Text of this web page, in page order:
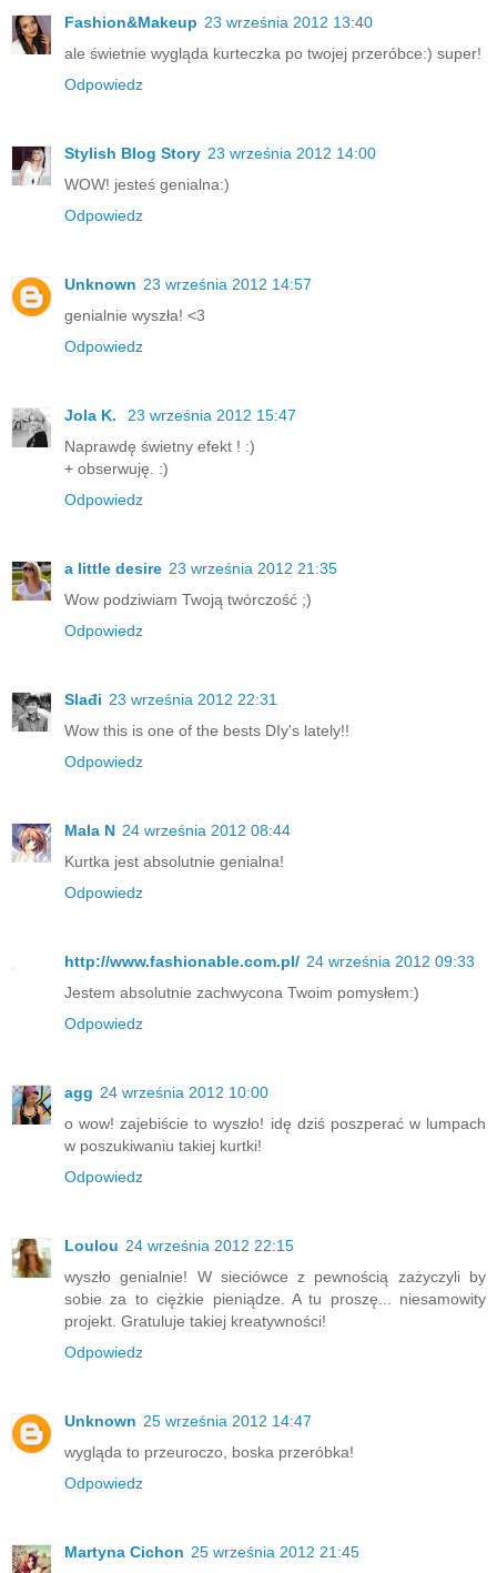
Fashion&Makeup 23 września 2012 13:40
ale świetnie wygląda kurteczka po twojej przeróbce:) super!
Odpowiedz
Stylish Blog Story 23 września 2012 14:00
WOW! jesteś genialna:)
Odpowiedz
Unknown 23 września 2012 14:57
genialnie wyszła! <3
Odpowiedz
Jola K.
23 września 2012 15:47
Naprawdę świetny efekt ! :)
+ obserwuję. :)
Odpowiedz
a little desire 23 września 2012 21:35
Wow podziwiam Twoją twórczość ;)
Odpowiedz
Slađi 23 września 2012 22:31
Wow this is one of the bests DIy's lately!!
Odpowiedz
Mala N 24 września 2012 08:44
Kurtka jest absolutnie genialna!
Odpowiedz
http://www.fashionable.com.pl/ 24 września 2012 09:33
Jestem absolutnie zachwycona Twoim pomysłem:)
Odpowiedz
agg 24 września 2012 10:00
o wow! zajebiście to wyszło! idę dziś poszperać w lumpach
w poszukiwaniu takiej kurtki!
Odpowiedz
Loulou 24 września 2012 22:15
wyszło genialnie! W sieciówce z pewnością zażyczyli by
sobie za to ciężkie pieniądze. A tu proszę... niesamowity
projekt. Gratuluje takiej kreatywności!
Odpowiedz
Unknown 25 września 2012 14:47
wygląda to przeuroczo, boska przeróbka!
Odpowiedz
Martyna Cichon 25 września 2012 21:45